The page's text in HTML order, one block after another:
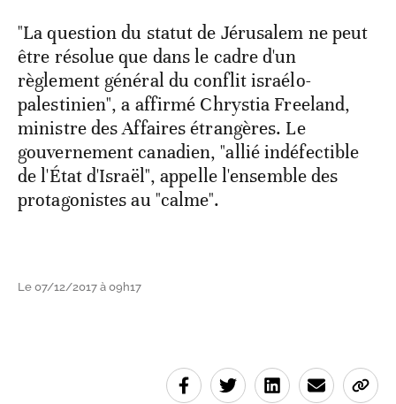
"La question du statut de Jérusalem ne peut
être résolue que dans le cadre d'un
règlement général du conflit israélo-
palestinien", a affirmé Chrystia Freeland,
ministre des Affaires étrangères. Le
gouvernement canadien, "allié indéfectible
de l'État d'Israël", appelle l'ensemble des
protagonistes au "calme".
Le 07/12/2017 à 09h17